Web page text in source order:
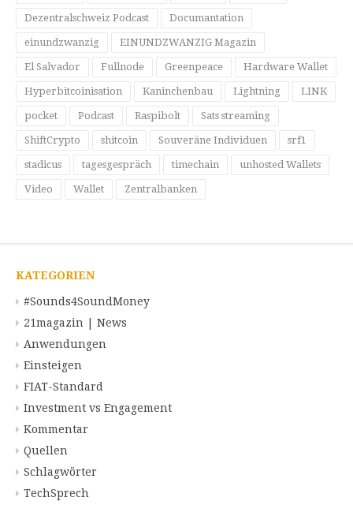
Dezentralschweiz Podcast Documantation
einundzwanzig EINUNDZWANZIG Magazin
El Salvador Fullnode Greenpeace Hardware Wallet
Hyperbitcoinisation Kaninchenbau Lightning LINK
pocket Podcast Raspibolt Sats streaming
ShiftCrypto shitcoin Souveräne Individuen srf1
stadicus tagesgespräch timechain unhosted Wallets
Video Wallet Zentralbanken
KATEGORIEN
#Sounds4SoundMoney
21magazin | News
Anwendungen
Einsteigen
FIAT-Standard
Investment vs Engagement
Kommentar
Quellen
Schlagwörter
TechSprech